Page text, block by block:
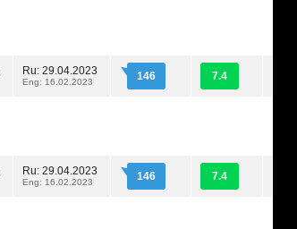
Ru: 29.04.2023
Eng: 16.02.2023 146 7.4
Ru: 29.04.2023
Eng: 16.02.2023 146 7.4